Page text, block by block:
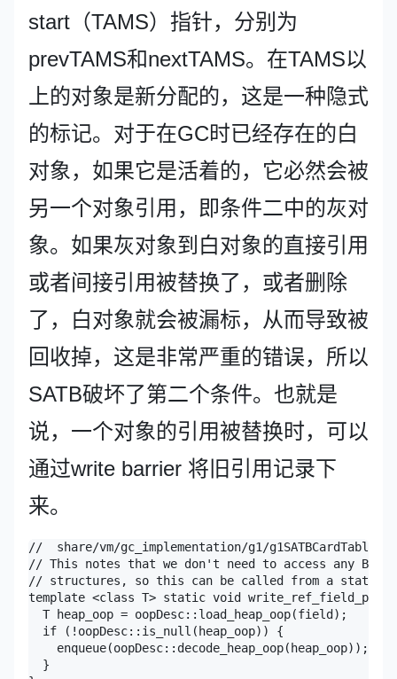
start（TAMS）指针，分别为
prevTAMS和nextTAMS。在TAMS以
上的对象是新分配的，这是一种隐式
的标记。对于在GC时已经存在的白
对象，如果它是活着的，它必然会被
另一个对象引用，即条件二中的灰对
象。如果灰对象到白对象的直接引用
或者间接引用被替换了，或者删除
了，白对象就会被漏标，从而导致被
回收掉，这是非常严重的错误，所以
SATB破坏了第二个条件。也就是
说，一个对象的引用被替换时，可以
通过write barrier 将旧引用记录下
来。
//  share/vm/gc_implementation/g1/
// This notes that we don't need to access any
// structures, so this can be called from a static
template <class T> static void
  T heap_oop = oopDesc::load_heap_oop(field);
  if (!oopDesc::is_null(heap_oop)) {
    enqueue(oopDesc::decode_heap_oop(heap_oop));
  }